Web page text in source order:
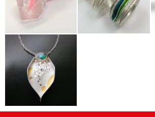
Gabriele Heinz